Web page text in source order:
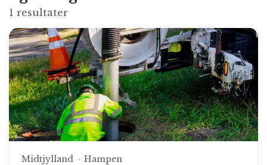
1 resultater
Midtjylland Hampen